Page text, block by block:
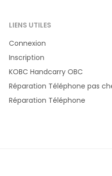
LIENS UTILES
Connexion
Inscription
KOBC Handcarry OBC
Réparation Téléphone pas
Réparation Téléphone